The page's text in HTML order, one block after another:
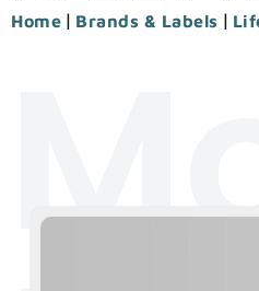
Home | Brands & Labels |